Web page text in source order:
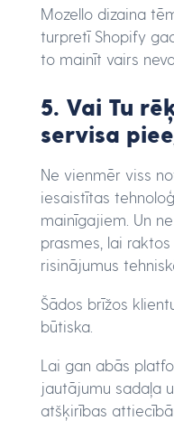
Mozello dizaina
turpretī Shopify
to mainīt vairs
5. Vai Tu
servisa
Ne vienmēr viss
iesaistītas
mainīgajiem. Un
prasmes, lai
risinājumus
Šādos brīžos
būtiska.
Lai gan abās
jautājumu sadaļa
atšķirības